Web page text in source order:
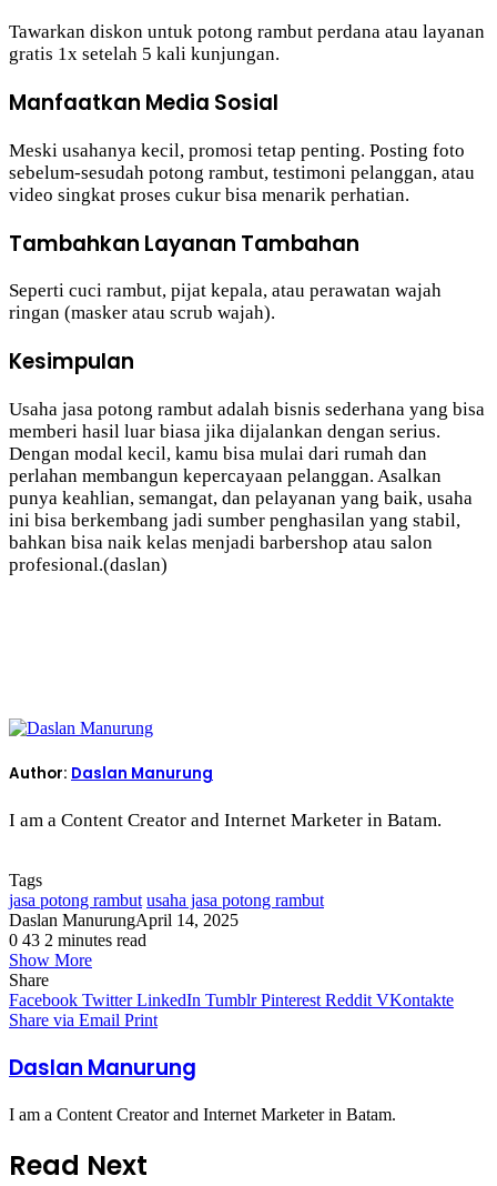
Tawarkan diskon untuk potong rambut perdana atau layanan
gratis 1x setelah 5 kali kunjungan.
Manfaatkan Media Sosial
Meski usahanya kecil, promosi tetap penting. Posting foto
sebelum-sesudah potong rambut, testimoni pelanggan, atau
video singkat proses cukur bisa menarik perhatian.
Tambahkan Layanan Tambahan
Seperti cuci rambut, pijat kepala, atau perawatan wajah
ringan (masker atau scrub wajah).
Kesimpulan
Usaha jasa potong rambut adalah bisnis sederhana yang bisa
memberi hasil luar biasa jika dijalankan dengan serius.
Dengan modal kecil, kamu bisa mulai dari rumah dan
perlahan membangun kepercayaan pelanggan. Asalkan
punya keahlian, semangat, dan pelayanan yang baik, usaha
ini bisa berkembang jadi sumber penghasilan yang stabil,
bahkan bisa naik kelas menjadi barbershop atau salon
profesional.(daslan)
Author: Daslan Manurung
I am a Content Creator and Internet Marketer in Batam.
Tags
jasa potong rambut usaha jasa potong rambut
Daslan ManurungApril 14, 2025
0 43 2 minutes read
Show More
Share
Facebook Twitter LinkedIn Tumblr Pinterest Reddit VKontakte
Share via Email Print
Daslan Manurung
I am a Content Creator and Internet Marketer in Batam.
Read Next